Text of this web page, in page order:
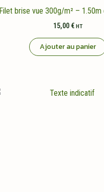
Filet brise vue 300g/m² – 1.50m
15,00 € HT
Ajouter au panier